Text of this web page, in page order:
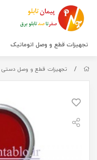
تجهیزات قطع و وصل اتوماتیک
/ تجهیزات قطع و وصل دستی